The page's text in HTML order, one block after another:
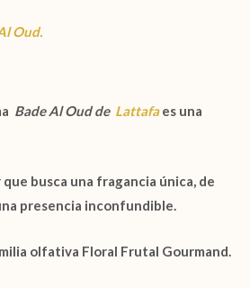
Oud.
Bade Al Oudde Lattafaes una
que busca una fragancia única, de
presencia inconfundible.
olfativa Floral Frutal Gourmand.